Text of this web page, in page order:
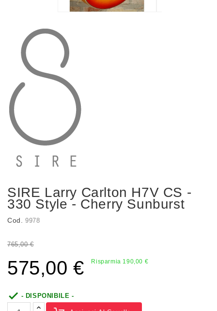
SIRE Larry Carlton H7V CS -
330 Style - Cherry Sunburst
Cod. 9978
765,00 €
575,00 € Risparmia 190,00 €
 - DISPONIBILE -